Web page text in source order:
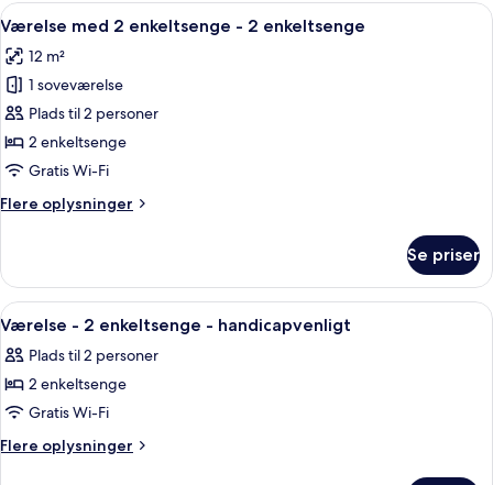
dobbeltseng
Indlæs
alle
billeder
af
Værelse
med
2
-
Et hotelværelse med en seng, et
17
Værelse med 2 enkeltsenge - 2 enkeltsenge
12 m²
1 soveværelse
Plads til 2 personer
2 enkeltsenge
Gratis Wi-Fi
Flere oplysninger
Flere
med
enkeltsenge
2
enkeltsenge
Se priser
Indlæs
alle
billeder
af
Værelse
-
Et moderne hotelværelse med en
7
Værelse - 2 enkeltsenge - handicapvenligt
Plads til 2 personer
2 enkeltsenge
Gratis Wi-Fi
Flere oplysninger
Flere